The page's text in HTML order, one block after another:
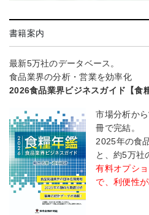
書籍案内
最新5万社のデータベース。
食品業界の分析・営業を効率化
2026食品業界ビジネスガイド【食
市場分析か
冊で完結。
2025年の食
と、約5万社
有料オプシ
で、利便性